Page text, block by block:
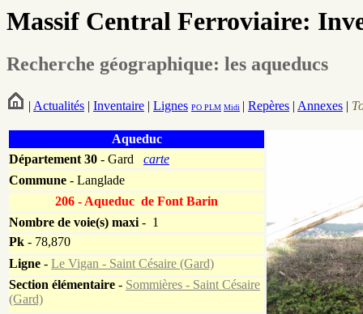
Massif Central Ferroviaire:
Recherche géographique: les aqueducs
| Actualités | Inventaire | Lignes PO PLM Midi | Repères | Annexes |
Aqueduc
Département 30 - Gard carte
Commune - Langlade
206 - Aqueduc de Font Barin
Nombre de voie(s) maxi - 1
Pk - 78,870
Ligne - Le Vigan - Saint Césaire (Gard)
Section élémentaire - Sommières - Saint Césaire
(Gard)